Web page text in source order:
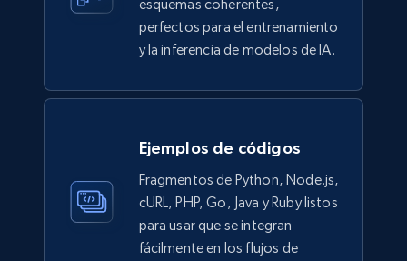
URL, Title, Available, Description, Currency, Initial
5.4K+
esquemas coherentes,
perfectos para el entrenamiento
y la inferencia de modelos de IA.
Ejemplos de códigos
Fragmentos de Python, Node.js,
cURL, PHP, Go, Java y Ruby listos
para usar que se integran
fácilmente en los flujos de